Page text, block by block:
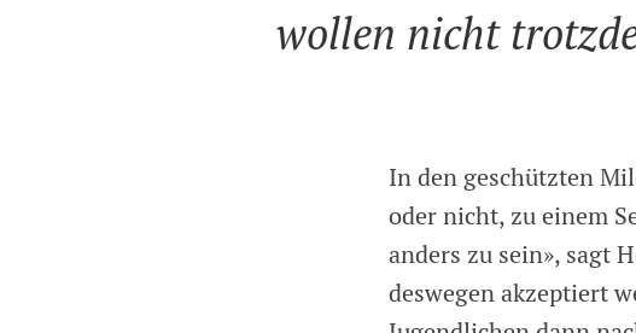
wollen nicht
In den geschützten
oder nicht, zu einem
anders zu sein», sagt
deswegen akzeptiert